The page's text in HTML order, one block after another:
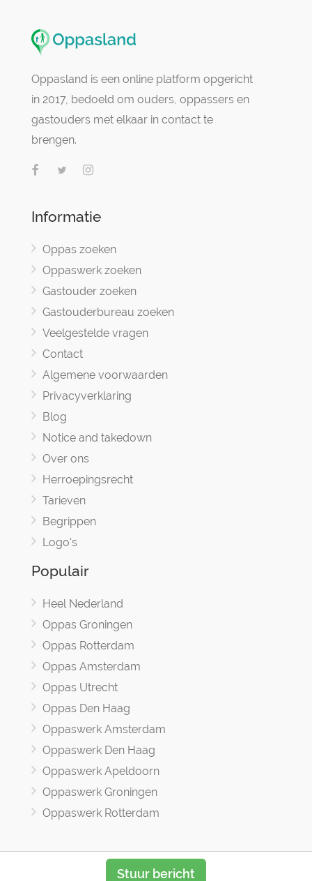
Stuur bericht
Oppasland is een online platform opgericht
in 2017, bedoeld om ouders, oppassers en
gastouders met elkaar in contact te
brengen.
Informatie
Oppas zoeken
Oppaswerk zoeken
Gastouder zoeken
Gastouderbureau zoeken
Veelgestelde vragen
Contact
Algemene voorwaarden
Privacyverklaring
Blog
Notice and takedown
Over ons
Herroepingsrecht
Tarieven
Begrippen
Logo's
Populair
Heel Nederland
Oppas Groningen
Oppas Rotterdam
Oppas Amsterdam
Oppas Utrecht
Oppas Den Haag
Oppaswerk Amsterdam
Oppaswerk Den Haag
Oppaswerk Apeldoorn
Oppaswerk Groningen
Oppaswerk Rotterdam
Oppasland © 2017 -2026